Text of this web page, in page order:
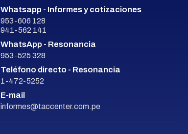
Whatsapp - Informes y cotizaciones
953-606 128
941-562 141
WhatsApp - Resonancia
953-525 328
Teléfono directo - Resonancia
1-472-5252
E-mail
informes@taccenter.com.pe